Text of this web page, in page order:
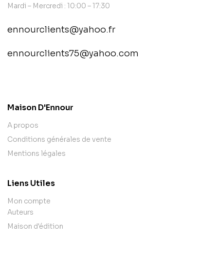
Mardi – Mercredi : 10:00 – 17:30
ennourclients@yahoo.fr
ennourclients75@yahoo.com
Maison D'Ennour
A propos
Conditions générales de vente
Mentions légales
Liens Utiles
Mon compte
Auteurs
Maison d'édition